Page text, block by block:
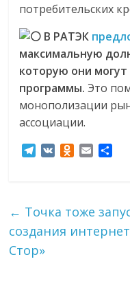
потребительских
В РАТЭК
максимальную
которую они
программы.Это
монополизации
ассоциации.
T
r
a
m
O
l
a
в
и
← Точка тоже
создания
Стор»